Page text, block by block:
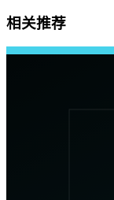
相关推荐